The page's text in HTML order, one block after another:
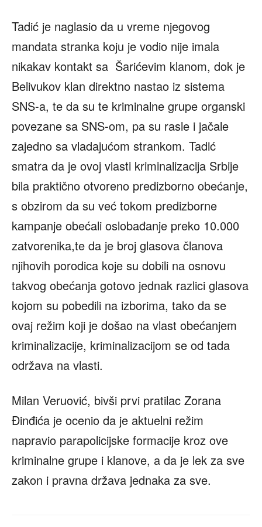
Tadić je naglasio da u vreme njegovog
mandata stranka koju je vodio nije imala
nikakav kontakt sa Šarićevim klanom, dok je
Belivukov klan direktno nastao iz sistema
SNS-a, te da su te kriminalne grupe organski
povezane sa SNS-om, pa su rasle i jačale
zajedno sa vladajućom strankom. Tadić
smatra da je ovoj vlasti kriminalizacija Srbije
bila praktično otvoreno predizborno obećanje,
s obzirom da su već tokom predizborne
kampanje obećali oslobađanje preko 10.000
zatvorenika,te da je broj glasova članova
njihovih porodica koje su dobili na osnovu
takvog obećanja gotovo jednak razlici glasova
kojom su pobedili na izborima, tako da se
ovaj režim koji je došao na vlast obećanjem
kriminalizacije, kriminalizacijom se od tada
održava na vlasti.
Milan Veruović, bivši prvi pratilac Zorana
Đinđića je ocenio da je aktuelni režim
napravio parapolicijske formacije kroz ove
kriminalne grupe i klanove, a da je lek za sve
zakon i pravna država jednaka za sve.